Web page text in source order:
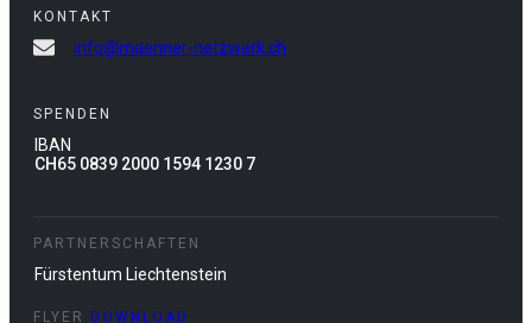
KONTAKT
info@maenner-netzwerk.ch
SPENDEN
IBAN
CH65 0839 2000 1594 1230 7
PARTNERSCHAFTEN
Fürstentum Liechtenstein
FLYER DOWNLOAD